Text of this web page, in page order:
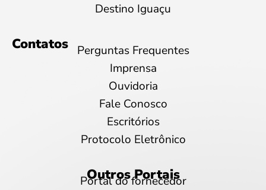
Destino Iguaçu
Contatos
Perguntas Frequentes
Imprensa
Ouvidoria
Fale Conosco
Escritórios
Protocolo Eletrônico
Outros Portais
Portal do fornecedor